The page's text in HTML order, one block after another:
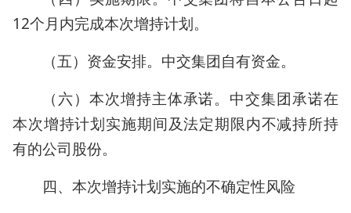
12个月内完成本次增持计划。
（五）资金安排。中交集团自有资金。
（六）本次增持主体承诺。中交集团承诺在
本次增持计划实施期间及法定期限内不减持所持
有的公司股份。
四、本次增持计划实施的不确定性风险